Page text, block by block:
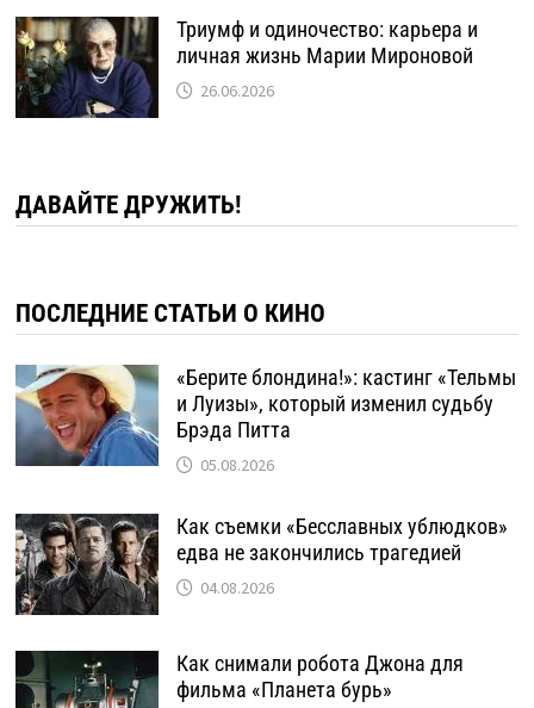
Триумф и одиночество: карьера и
личная жизнь Марии Мироновой
26.06.2026
ДАВАЙТЕ ДРУЖИТЬ!
ПОСЛЕДНИЕ СТАТЬИ О КИНО
«Берите блондина!»: кастинг «Тельмы
и Луизы», который изменил судьбу
Брэда Питта
05.08.2026
Как съемки «Бесславных ублюдков»
едва не закончились трагедией
04.08.2026
Как снимали робота Джона для
фильма «Планета бурь»